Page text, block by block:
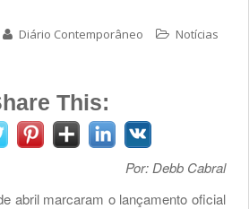
Diário Contemporâneo
Notícias
This:
Por: Debb Cabral
abril marcaram o lançamento oficial